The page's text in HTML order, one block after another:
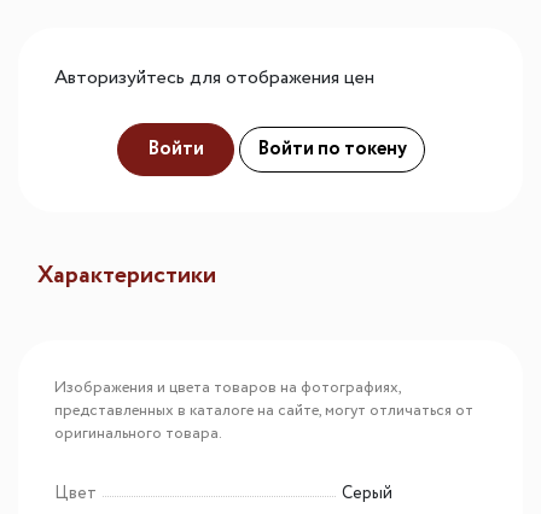
Авторизуйтесь для отображения цен
Войти Войти по токену
Характеристики
Изображения и цвета товаров на фотографиях,
представленных в каталоге на сайте, могут отличаться от
оригинального товара.
Цвет
Серый